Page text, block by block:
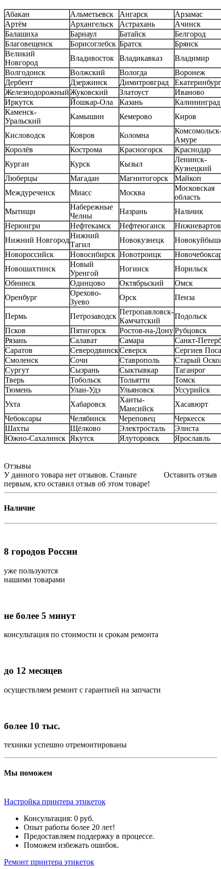
Абакан Альметьевск Ангарск
Арзамас
Артём
Архангельск Астрахань
Ачинск
Балашиха
Барнаул Батайск
Белгород
Благовещенск
Борисоглебск Братск
Брянск
Великий
Новгород
Владивосток Владикавказ
Владимир
Волгодонск
Волжский Вологда
Воронеж
Дербент
Дзержинск Димитровград
Екатеринбург
ЖелезнодорожныйЖуковский Златоуст
Иваново
Иркутск
Йошкар-Ола Казань
Калининград
Каменск-
Уральский
Камышин Кемерово Киров
Кисловодск Ковров Коломна
Амуре
Королёв
Кострома Красногорск
Краснодар
Курган
Курск Кызыл
Ленинск-
Кузнецкий
Люберцы
Магадан Магнитогорск
Майкоп
Междуреченск
Миасс Москва
Московская
область
Мытищи
Набережные
Челны
Назрань
Нальчик
Нерюнгри
Нефтекамск Нефтеюганск
Нижний Новгород
Нижний
Тагил
Новокузнецк
Новороссийск
Новосибирск Новотроицк
Новошахтинск
Новый
Уренгой
Ногинск
Норильск
Обнинск
Одинцово Октябрьский
Омск
Оренбург
Орехово-
Зуево
Орск Пенза
Пермь Петрозаводск
Петропавловск-
Камчатский
Подольск
Псков
Пятигорск Ростов-на-ДонуРубцовск
Рязань
Салават Самара
Санкт-
Саратов
СеверодвинскСеверск
Сергиев
Смоленск
Сочи Ставрополь
Старый
Сургут
Сызрань Сыктывкар
Таганрог
Тверь
Тобольск Тольятти
Томск
Тюмень
Улан-Удэ Ульяновск
Уссурийск
Ухта
Хабаровск
Ханты-
Мансийск
Хасавюрт
Чебоксары
Челябинск Череповец
Черкесск
Шахты
Щёлково Электросталь
Элиста
Южно-Сахалинск Якутск Ялуторовск Ярославль
Отзывы
Оставить отзыв
У данного товара нет отзывов. Станьте
первым, кто оставил отзыв об этом товаре!
Наличие
8 городов России
уже пользуются
нашими товарами
не более 5 минут
консультация по стоимости и срокам ремонта
до 12 месяцев
осуществляем ремонт с гарантией на запчасти
более 10 тыс.
техники успешно отремонтированы
Мы поможем
Настройка принтера этикеток
Консультация: 0 руб.
Опыт работы более 20 лет!
Предоставляем поддержку в процессе.
Поможем избежать ошибок.
Ремонт принтера этикеток